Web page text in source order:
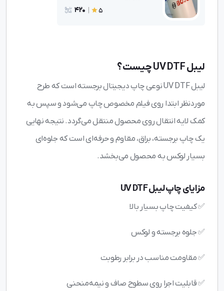
5
|
420
لیبل UV DTF چیست؟
لیبل UV DTF نوعی چاپ دیجیتال برجسته است که طرح
موردنظر ابتدا روی فیلم مخصوص چاپ می‌شود و سپس به
کمک لایه انتقال روی محصول منتقل می‌گردد. نتیجه نهایی
یک چاپ برجسته، براق، مقاوم و حرفه‌ای است که جلوه‌ای
بسیار لوکس به محصول می‌بخشد.
مزایای چاپ لیبل UV DTF
✅ کیفیت چاپ بسیار بالا
✅ جلوه برجسته و لوکس
✅ مقاومت مناسب در برابر رطوبت
✅ قابلیت اجرا روی سطوح صاف و نیمه‌منحنی